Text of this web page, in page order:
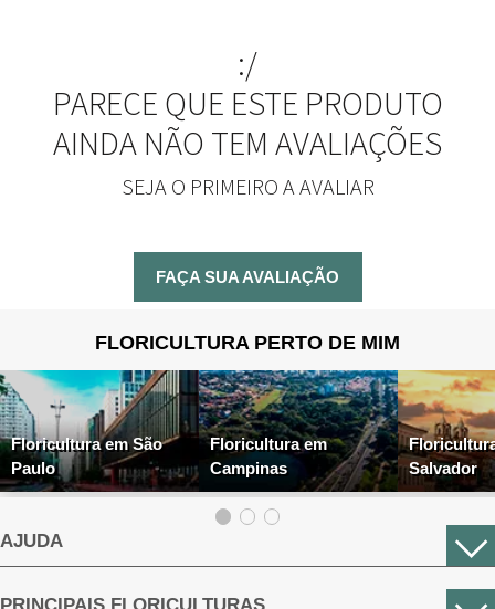
:/
PARECE QUE ESTE PRODUTO
AINDA NÃO TEM AVALIAÇÕES
SEJA O PRIMEIRO A AVALIAR
FAÇA SUA AVALIAÇÃO
FLORICULTURA PERTO DE MIM
Floricultura em São
Paulo
Floricultura em
Campinas
Salvador
AJUDA